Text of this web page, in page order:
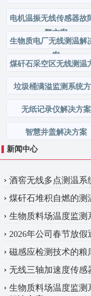
电机温振无线传感器故
警方案
生物质电厂无线测温解
案
煤矸石采空区无线测温
垃圾桶满溢监测系统
无纸记录仪解决方案
智慧井盖解决方案
新闻中心
酒窖无线多点测温系
煤矸石堆积自燃的测
生物质料场温度监测
2026年公司春节放假
磁感应检测技术的粮
无线三轴加速度传感
生物质料场温度监